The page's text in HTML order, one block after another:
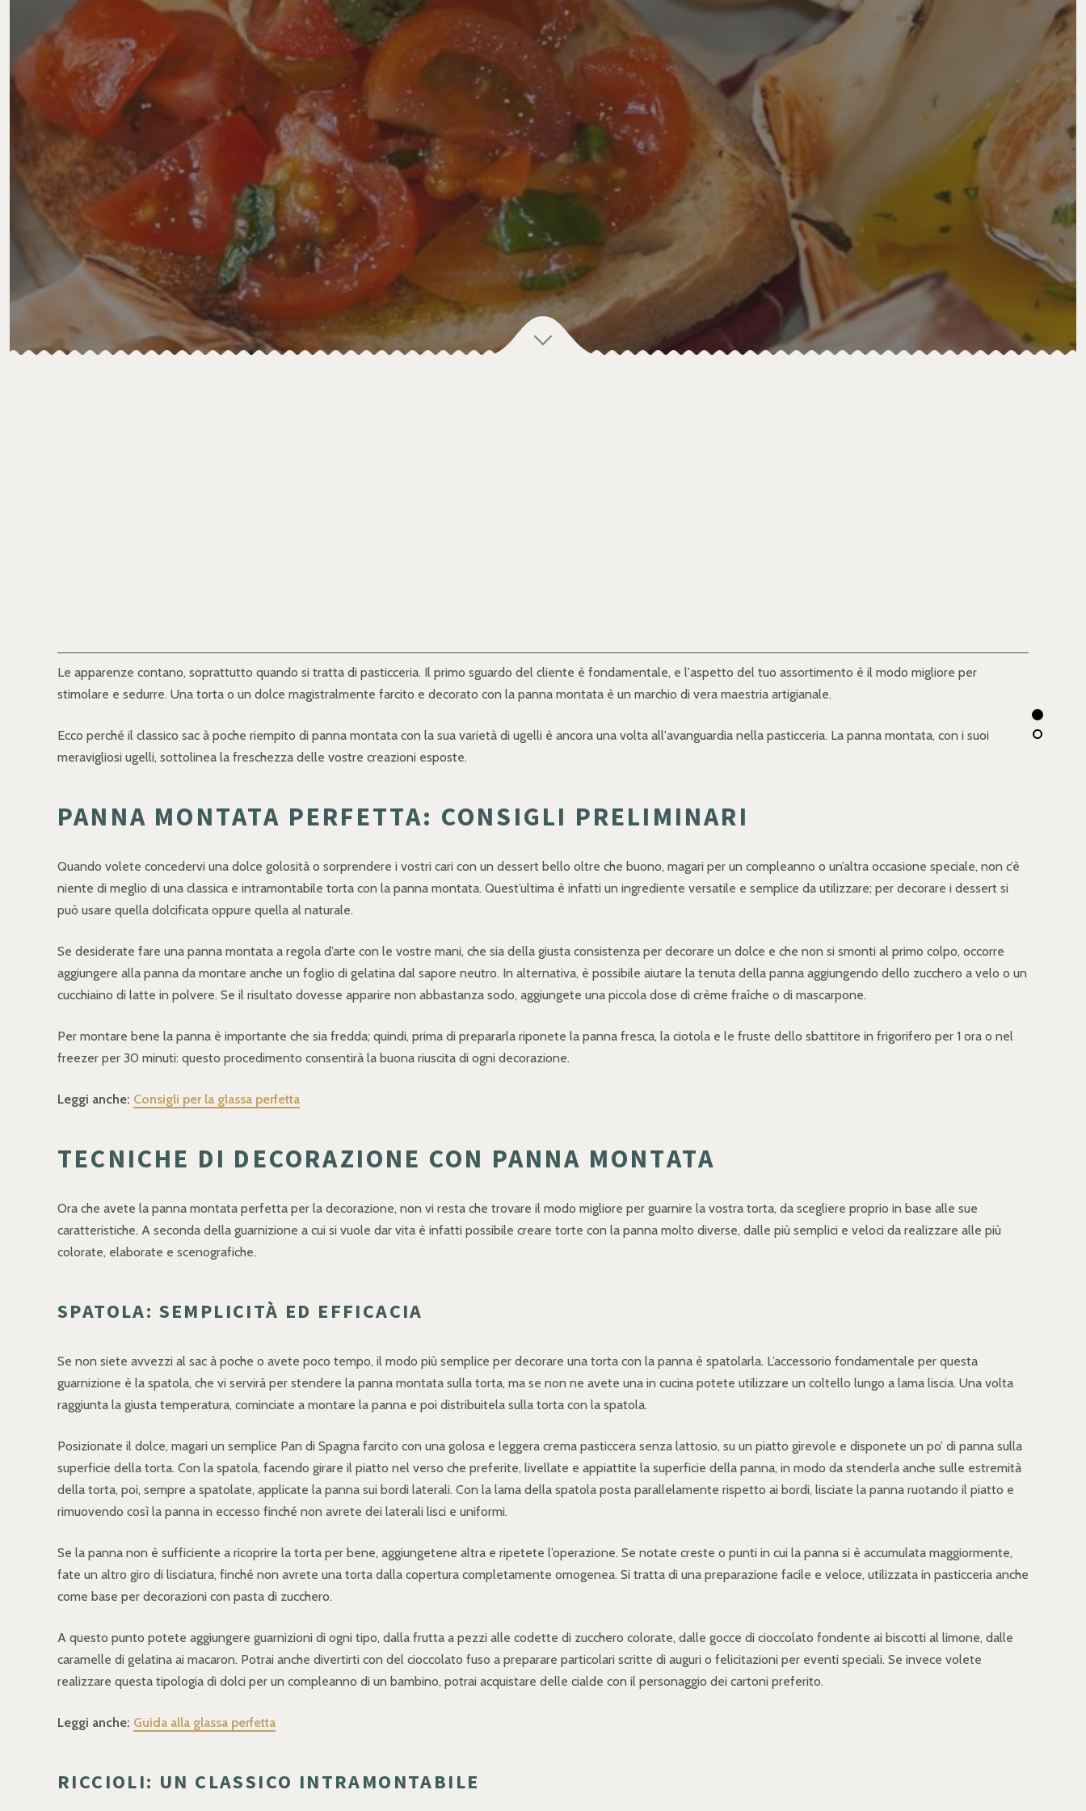
Le apparenze contano, soprattutto quando si tratta di pasticceria. Il primo sguardo del cliente è fondamentale, e l'aspetto del tuo assortimento è il modo migliore per
stimolare e sedurre. Una torta o un dolce magistralmente farcito e decorato con la panna montata è un marchio di vera maestria artigianale.
Ecco perché il classico sac à poche riempito di panna montata con la sua varietà di ugelli è ancora una volta all'avanguardia nella pasticceria. La panna montata, con i suoi
meravigliosi ugelli, sottolinea la freschezza delle vostre creazioni esposte.
PANNA MONTATA PERFETTA: CONSIGLI PRELIMINARI
Quando volete concedervi una dolce golosità o sorprendere i vostri cari con un dessert bello oltre che buono, magari per un compleanno o un’altra occasione speciale, non c’è
niente di meglio di una classica e intramontabile torta con la panna montata. Quest’ultima è infatti un ingrediente versatile e semplice da utilizzare; per decorare i dessert si
può usare quella dolcificata oppure quella al naturale.
Se desiderate fare una panna montata a regola d’arte con le vostre mani, che sia della giusta consistenza per decorare un dolce e che non si smonti al primo colpo, occorre
aggiungere alla panna da montare anche un foglio di gelatina dal sapore neutro. In alternativa, è possibile aiutare la tenuta della panna aggiungendo dello zucchero a velo o un
cucchiaino di latte in polvere. Se il risultato dovesse apparire non abbastanza sodo, aggiungete una piccola dose di crème fraîche o di mascarpone.
Per montare bene la panna è importante che sia fredda; quindi, prima di prepararla riponete la panna fresca, la ciotola e le fruste dello sbattitore in frigorifero per 1 ora o nel
freezer per 30 minuti: questo procedimento consentirà la buona riuscita di ogni decorazione.
Leggi anche: Consigli per la glassa perfetta
TECNICHE DI DECORAZIONE CON PANNA MONTATA
Ora che avete la panna montata perfetta per la decorazione, non vi resta che trovare il modo migliore per guarnire la vostra torta, da scegliere proprio in base alle sue
caratteristiche. A seconda della guarnizione a cui si vuole dar vita è infatti possibile creare torte con la panna molto diverse, dalle più semplici e veloci da realizzare alle più
colorate, elaborate e scenografiche.
SPATOLA: SEMPLICITÀ ED EFFICACIA
Se non siete avvezzi al sac à poche o avete poco tempo, il modo più semplice per decorare una torta con la panna è spatolarla. L’accessorio fondamentale per questa
guarnizione è la spatola, che vi servirà per stendere la panna montata sulla torta, ma se non ne avete una in cucina potete utilizzare un coltello lungo a lama liscia. Una volta
raggiunta la giusta temperatura, cominciate a montare la panna e poi distribuitela sulla torta con la spatola.
Posizionate il dolce, magari un semplice Pan di Spagna farcito con una golosa e leggera crema pasticcera senza lattosio, su un piatto girevole e disponete un po’ di panna sulla
superficie della torta. Con la spatola, facendo girare il piatto nel verso che preferite, livellate e appiattite la superficie della panna, in modo da stenderla anche sulle estremità
della torta, poi, sempre a spatolate, applicate la panna sui bordi laterali. Con la lama della spatola posta parallelamente rispetto ai bordi, lisciate la panna ruotando il piatto e
rimuovendo così la panna in eccesso finché non avrete dei laterali lisci e uniformi.
Se la panna non è sufficiente a ricoprire la torta per bene, aggiungetene altra e ripetete l’operazione. Se notate creste o punti in cui la panna si è accumulata maggiormente,
fate un altro giro di lisciatura, finché non avrete una torta dalla copertura completamente omogenea. Si tratta di una preparazione facile e veloce, utilizzata in pasticceria anche
come base per decorazioni con pasta di zucchero.
A questo punto potete aggiungere guarnizioni di ogni tipo, dalla frutta a pezzi alle codette di zucchero colorate, dalle gocce di cioccolato fondente ai biscotti al limone, dalle
caramelle di gelatina ai macaron. Potrai anche divertirti con del cioccolato fuso a preparare particolari scritte di auguri o felicitazioni per eventi speciali. Se invece volete
realizzare questa tipologia di dolci per un compleanno di un bambino, potrai acquistare delle cialde con il personaggio dei cartoni preferito.
Leggi anche: Guida alla glassa perfetta
RICCIOLI: UN CLASSICO INTRAMONTABILE